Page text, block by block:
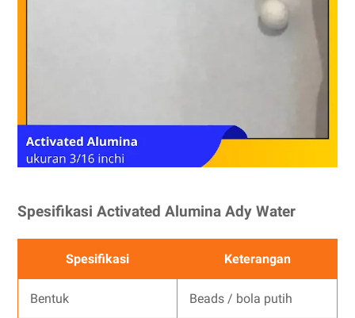
Spesifikasi Activated Alumina Ady Water
Spesifikasi Keterangan
Bentuk Beads / bola putih